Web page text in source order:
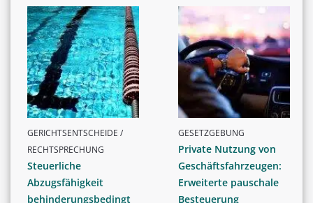
GERICHTSENTSCHEIDE /
RECHTSPRECHUNG
Steuerliche
Abzugsfähigkeit
behinderungsbedingt
GESETZGEBUNG
Private Nutzung von
Geschäftsfahrzeugen:
Erweiterte pauschale
Besteuerung